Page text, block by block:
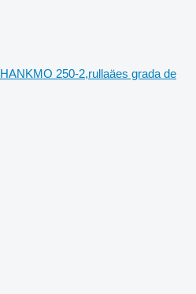
HANKMO 250-2,rullaäes grada de